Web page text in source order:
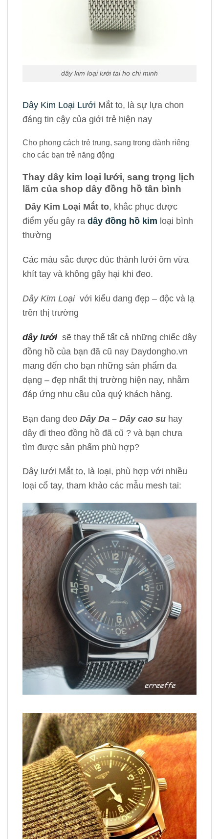
dây kim loại lưới tai ho chi minh
Dây Kim Loại Lưới Mắt to, là sự lựa chon
đáng tin cậy của giới trẻ hiện nay
Cho phong cách trẻ trung, sang trọng dành riêng
cho các bạn trẻ năng động
Thay dây kim loại lưới, sang trọng lịch
lãm của shop dây đồng hồ tân bình
Dây Kim Loại Mắt to, khắc phục được
điểm yếu gây ra dây đồng hồ kim loại bình
thường
Các màu sắc được đúc thành lưới ôm vừa
khít tay và không gây hại khi đeo.
Dây Kim Loại với kiểu dang đẹp – độc và lạ
trên thị trường
dây lưới sẽ thay thế tất cả những chiếc dây
đồng hồ của bạn đã cũ nay Daydongho.vn
mang đến cho bạn những sản phẩm đa
dạng – đẹp nhất thị trường hiện nay, nhằm
đáp ứng nhu cầu của quý khách hàng.
Bạn đang đeo Dây Da – Dây cao su hay
dây đi theo đồng hồ đã cũ ? và bạn chưa
tìm được sản phẩm phù hợp?
Dây lưới Mắt to, là loại, phù hợp với nhiều
loại cổ tay, tham khảo các mẫu mesh tai: